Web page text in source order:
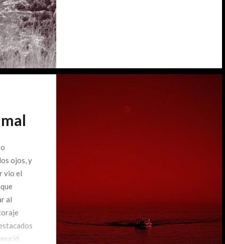
ojos, y
vio el
al